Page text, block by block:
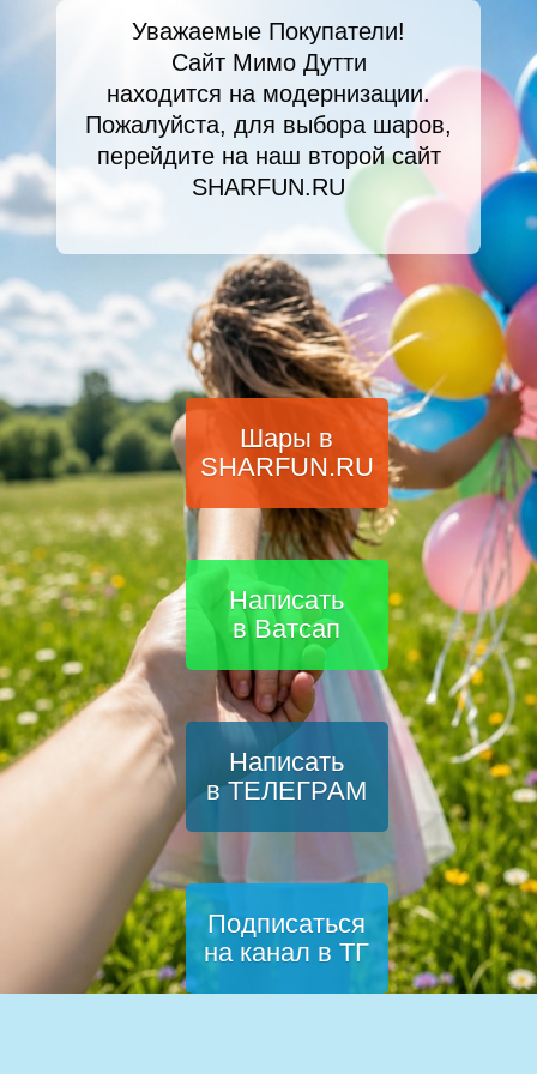
Уважаемые Покупатели!
Сайт Мимо Дутти
находится на модернизации.
Пожалуйста, для выбора шаров,
перейдите на наш второй сайт
SHARFUN.RU
Шары в
SHARFUN.RU
Написать
в Ватсап
Написать
в ТЕЛЕГРАМ
Подписаться
на канал в ТГ